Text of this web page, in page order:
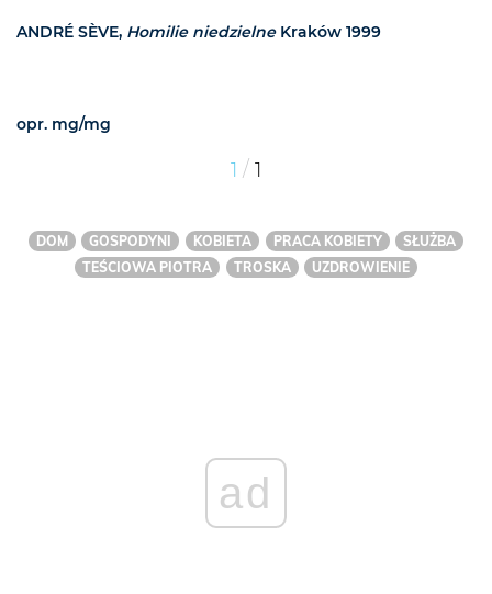
ANDRÉ SÈVE, Homilie niedzielneKraków 1999
opr. mg/mg
1 / 1
DOM GOSPODYNI KOBIETA PRACA KOBIETY
SŁUŻBA
TEŚCIOWA PIOTRA
TROSKA UZDROWIENIE
ad